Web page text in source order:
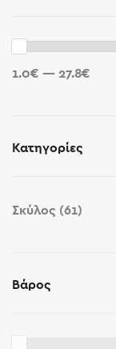
1.0€ — 27.8€
Κατηγορίες
Σκύλος (61)
Βάρος